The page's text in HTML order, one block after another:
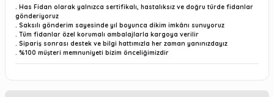
. Has Fidan olarak yalnızca sertifikalı, hastalıksız ve doğru türde fidanlar
gönderiyoruz
. Saksılı gönderim sayesinde yıl boyunca dikim imkânı sunuyoruz
. Tüm fidanlar özel korumalı ambalajlarla kargoya verilir
. Sipariş sonrası destek ve bilgi hattımızla her zaman yanınızdayız
. %100 müşteri memnuniyeti bizim önceliğimizdir